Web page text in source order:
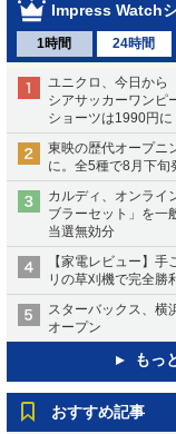
Impress Watch
1時間 24時間
ユニクロ、今日から
シアサッカーワンピ
ショーツは1990円に
東映の歴代オープニ
に。全5種で8月下旬
カルディ、オンライ
ブラーセット」を一
当選無効分
【家電レビュー】
リの草刈機で完全
スターバックス、横
オープン
もっ
おすすめ記事